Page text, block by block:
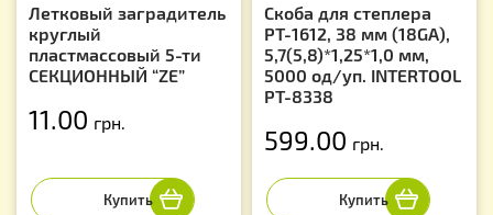
Летковый заградитель
круглый
пластмассовый 5-ти
СЕКЦИОННЫЙ “ZE”
11.00 грн.
Скоба для степлера
РТ-1612, 38 мм (18GA),
5,7(5,8)*1,25*1,0 мм,
5000 од/уп. INTERTOOL
PT-8338
599.00 грн.